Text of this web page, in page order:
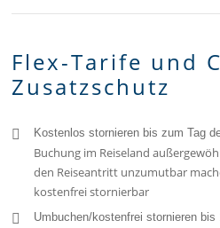
Flex-Tarife und
Zusatzschutz
Kostenlos stornieren bis zum Tag
Buchung im Reiseland
den Reiseantritt unzumutbar
kostenfrei stornierbar
Umbuchen/kostenfrei stornieren bis